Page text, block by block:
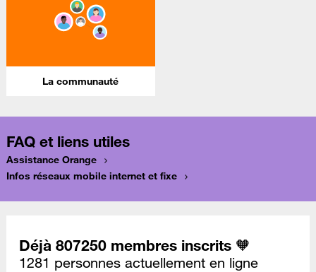
La communauté
FAQ et liens utiles
Assistance Orange
Infos réseaux mobile internet et fixe
Déjà 807250 membres inscrits 🧡
1281 personnes actuellement en ligne